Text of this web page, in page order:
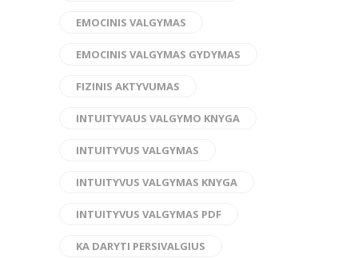
EMOCINIS VALGYMAS
EMOCINIS VALGYMAS GYDYMAS
FIZINIS AKTYVUMAS
INTUITYVAUS VALGYMO KNYGA
INTUITYVUS VALGYMAS
INTUITYVUS VALGYMAS KNYGA
INTUITYVUS VALGYMAS PDF
KA DARYTI PERSIVALGIUS